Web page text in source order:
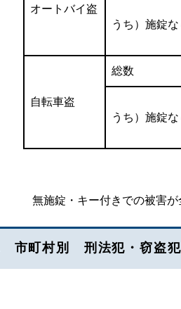
オートバイ盗
うち）施錠な
自転車盗
総数
うち）施錠な
無施錠・キー付きでの被害が
市町村別 刑法犯・窃盗